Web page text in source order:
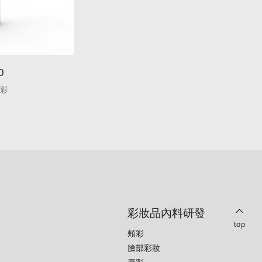
top
彩妝品內料研發
頰彩
臉部彩妝